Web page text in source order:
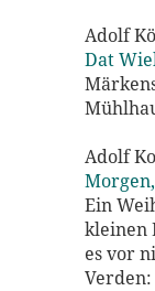
Adolf
Dat
Adolf
Ein
kleinen
es vor
Verden: